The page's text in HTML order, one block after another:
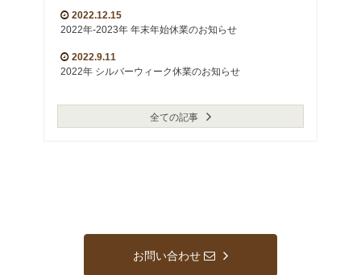
2022.12.15
2022年-2023年 年末年始休業のお知らせ
2022.9.11
2022年 シルバーウィーク休業のお知らせ
全ての記事
お問い合わせ